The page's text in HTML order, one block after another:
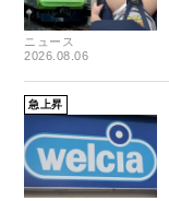
ニュース
2026.08.06
急上昇